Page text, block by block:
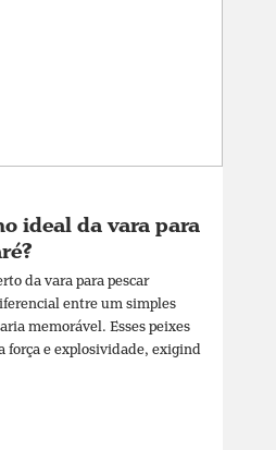
ideal da vara para
da vara para pescar
entre um simples
memorável. Esses peixes
força e explosividade, exigind